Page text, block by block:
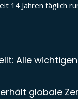
14 Jahren täglich
Alle
erhält globale